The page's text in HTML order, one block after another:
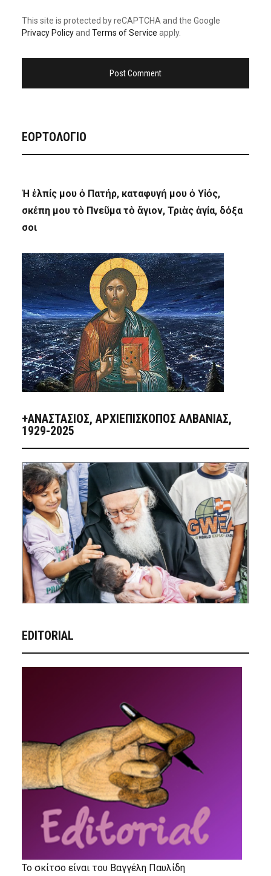
This site is protected by reCAPTCHA and the Google
Privacy Policyand Terms of Service apply.
ΕΟΡΤΟΛΟΓΙΟ
Ἡ ἐλπίς μου ὁ Πατήρ, καταφυγή μου ὁ Υἱός,
σκέπη μου τὸ Πνεῦμα τὸ ἅγιον, Τριὰς ἁγία, δόξα
σοι
+ΑΝΑΣΤΆΣΙΟΣ, ΑΡΧΙΕΠΊΣΚΟΠΟΣ ΑΛΒΑΝΊΑΣ,
1929-2025
EDITORIAL
Το σκίτσο είναι του Βαγγέλη Παυλίδη